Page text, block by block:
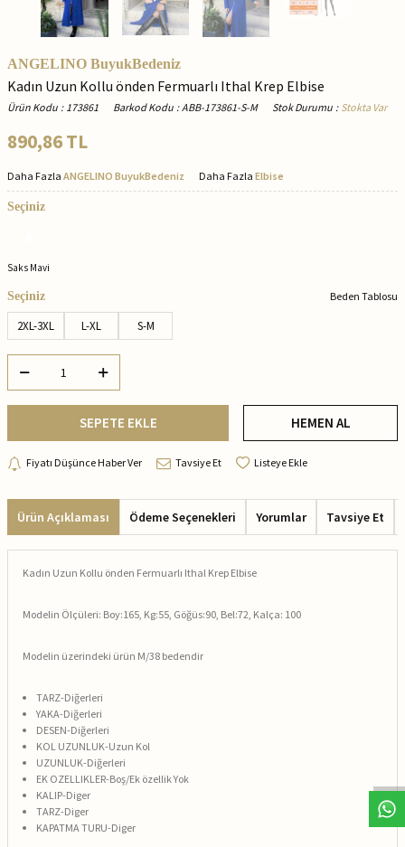
ANGELINO BuyukBedeniz
Kadın Uzun Kollu önden Fermuarlı Ithal Krep Elbise
Ürün Kodu : 173861 Barkod Kodu : ABB-173861-S-M Stok Durumu : Stokta Var
890,86TL
Daha Fazla ANGELINO BuyukBedeniz Daha Fazla Elbise
Seçiniz
Saks Mavi
Seçiniz Beden Tablosu
2XL-3XL L-XL S-M
SEPETE EKLE HEMEN AL
Fiyatı Düşünce Haber Ver Tavsiye Et Listeye Ekle
Ürün Açıklaması Ödeme Seçenekleri Yorumlar Tavsiye Et
Kadın Uzun Kollu önden Fermuarlı Ithal Krep Elbise
Modelin Ölçüleri: Boy:165, Kg:55, Göğüs:90, Bel:72, Kalça: 100
Modelin üzerindeki ürün M/38 bedendir
TARZ-Diğerleri
YAKA-Diğerleri
DESEN-Diğerleri
KOL UZUNLUK-Uzun Kol
UZUNLUK-Diğerleri
EK OZELLIKLER-Boş/Ek özellik Yok
KALIP-Diger
TARZ-Diger
KAPATMA TURU-Diger